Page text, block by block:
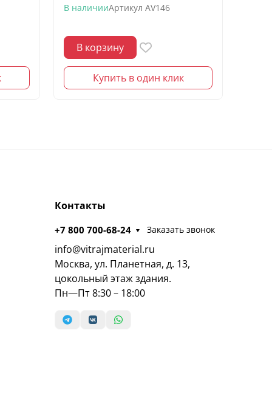
В наличииАртикул AV146
В корзину
Купить в один клик
Контакты
+7 800 700-68-24 Заказать звонок
info@vitrajmaterial.ru
Москва, ул. Планетная, д. 13,
цокольный этаж здания.
Пн—Пт 8:30 – 18:00